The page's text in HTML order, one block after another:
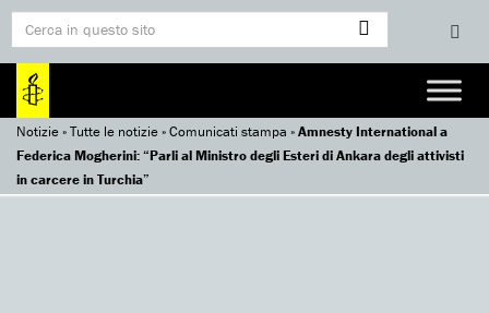
Notizie»Tutte le notizie»Comunicati stampa »Amnesty International a
Federica Mogherini: “Parli al Ministro degli Esteri di Ankara degli attivisti
in carcere in Turchia”